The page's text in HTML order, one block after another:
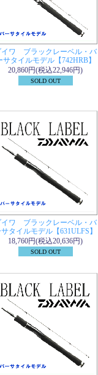
イワ ブラックレーベル・バ
サタイルモデル【742HRB】
20,860円(税込22,946円)
SOLD OUT
イワ ブラックレーベル・バ
サタイルモデル【631ULFS】
18,760円(税込20,636円)
SOLD OUT